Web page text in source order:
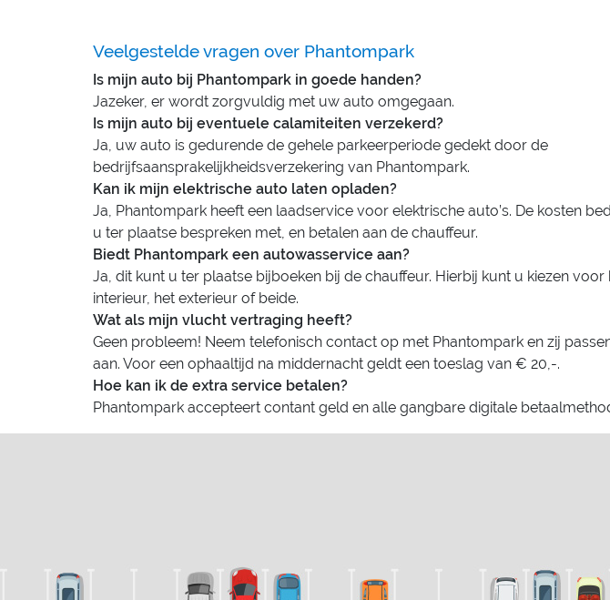
Veelgestelde vragen over Phantompark
Is mijn auto bij Phantompark in goede handen?
Jazeker, er wordt zorgvuldig met uw auto omgegaan.
Is mijn auto bij eventuele calamiteiten verzekerd?
Ja, uw auto is gedurende de gehele parkeerperiode gedekt door de
bedrijfsaansprakelijkheidsverzekering van Phantompark.
Kan ik mijn elektrische auto laten opladen?
Ja, Phantompark heeft een laadservice voor elektrische auto’s. De kosten
u ter plaatse bespreken met, en betalen aan de chauffeur.
Biedt Phantompark een autowasservice aan?
Ja, dit kunt u ter plaatse bijboeken bij de chauffeur. Hierbij kunt u kiezen voor
interieur, het exterieur of beide.
Wat als mijn vlucht vertraging heeft?
Geen probleem! Neem telefonisch contact op met Phantompark en zij
aan. Voor een ophaaltijd na middernacht geldt een toeslag van € 20,-.
Hoe kan ik de extra service betalen?
Phantompark accepteert contant geld en alle gangbare digitale